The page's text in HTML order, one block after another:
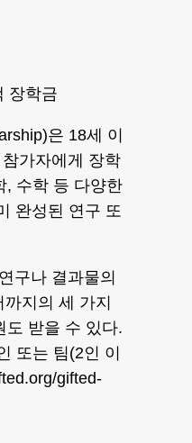
장학금
은 18세 이
가자에게 장학
, 수학 등 다양한
완성된 연구 또
구나 결과물의
지의 세 가지
도 받을 수 있다.
또는 팀(2인 이
gifted-